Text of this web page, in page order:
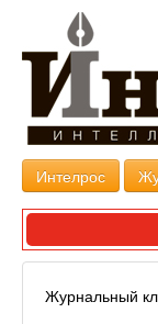
Интелрос
Журнальный